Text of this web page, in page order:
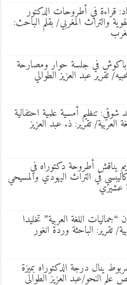
قراءة في أطروحات الدكتور
والتراث المغربي/ بقلم الباحث:
باكوش في جلسة حوار ومصارحة
تقرير عبد العزيز الطوالي
شوقي: تنظيم أمسية علمية احتفالية
العربية/ تقرير: ذ. عبد العزيز
يناقش أطروحة دكتوراه في
في التراث اليهودي والمسيحي
عشيري
“جماليات اللغة العربية” تخليدا
تقرير: الباحثة وردة انغور
ينال درجة الدكتوراه بميزة
النحو/عبد العزيز الطوالي